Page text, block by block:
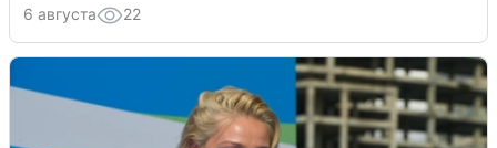
6 августа 22